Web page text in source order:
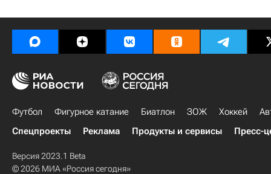
Футбол Фигурное катание Биатлон ЗОЖ Хоккей
Спецпроекты
Реклама Продукты и сервисы Пресс-
Версия 2023.1 Beta
© 2026 МИА «Россия сегодня»